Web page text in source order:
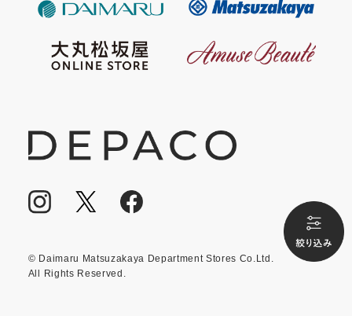
© Daimaru Matsuzakaya Department Stores Co.Ltd.
All Rights Reserved.